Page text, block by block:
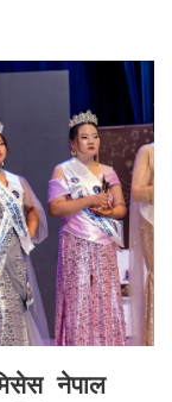
नेपाल